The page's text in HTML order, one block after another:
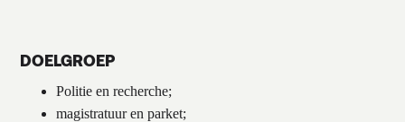
DOELGROEP
Politie en recherche;
magistratuur en parket;